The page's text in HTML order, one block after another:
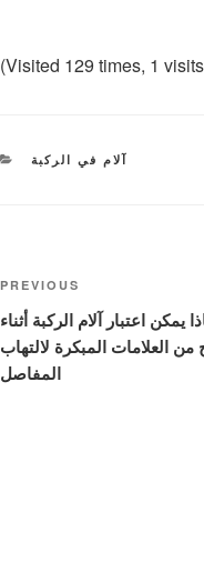
(Visited 129 times, 1
CATEGORIES
آلام في الركبة
Post
navigation
Previous
Post
PREVIOUS
يمكن اعتبار آلام الركبة أثناء
من العلامات المبكرة لالتهاب
المفاصل